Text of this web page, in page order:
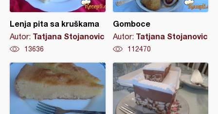
Lenja pita sa kruškama
Autor: Tatjana Stojanovic
13636
Gomboce
Autor: Tatjana Stojanovic
112470